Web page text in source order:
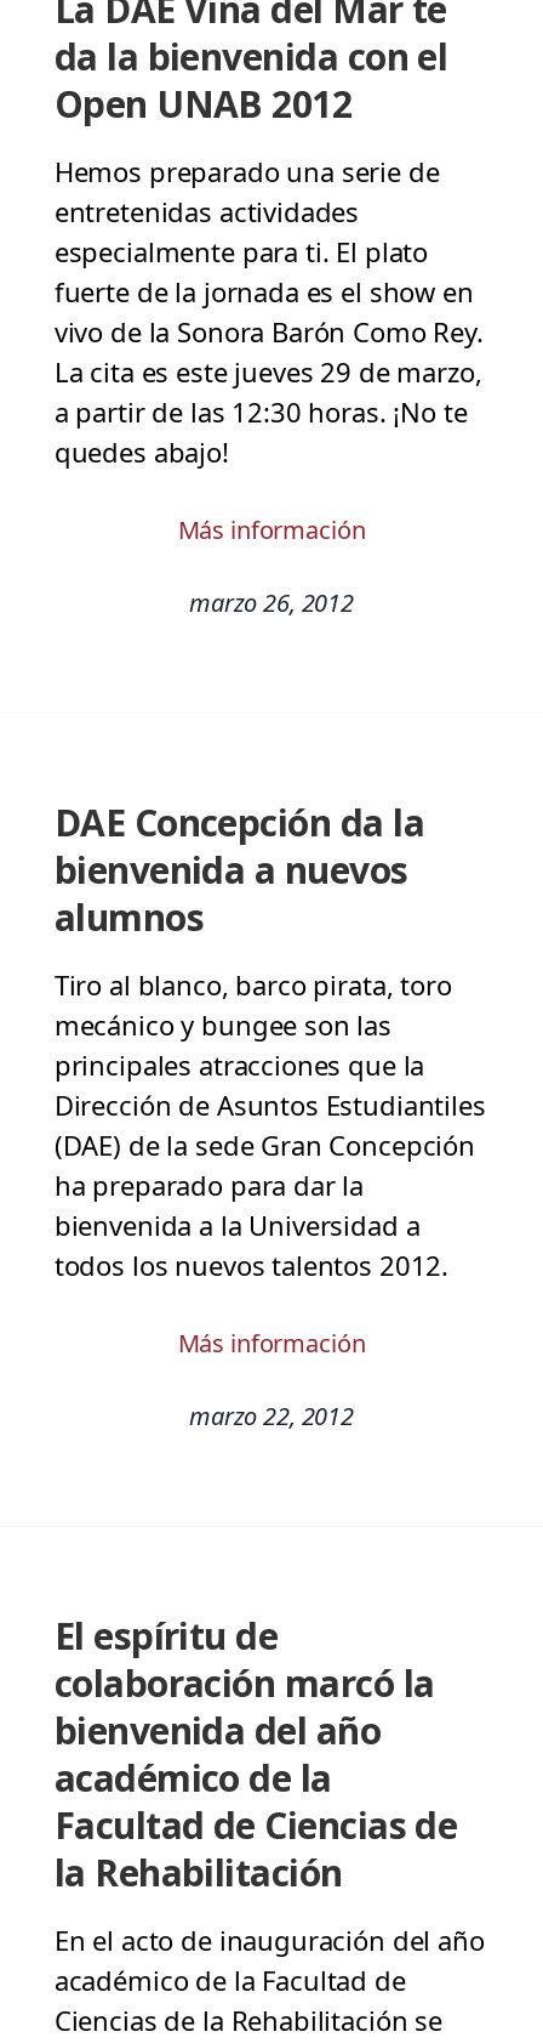
da la bienvenida con el
Open UNAB 2012
Hemos preparado una serie de
entretenidas actividades
especialmente para ti. El plato
fuerte de la jornada es el show en
vivo de la Sonora Barón Como Rey.
La cita es este jueves 29 de marzo,
a partir de las 12:30 horas. ¡No te
quedes abajo!
Más información
marzo 26, 2012
DAE Concepción da la
bienvenida a nuevos
alumnos
Tiro al blanco, barco pirata, toro
mecánico y bungee son las
principales atracciones que la
Dirección de Asuntos Estudiantiles
(DAE) de la sede Gran Concepción
ha preparado para dar la
bienvenida a la Universidad a
todos los nuevos talentos 2012.
Más información
marzo 22, 2012
El espíritu de
colaboración marcó la
bienvenida del año
académico de la
Facultad de Ciencias de
la Rehabilitación
En el acto de inauguración del año
académico de la Facultad de
Ciencias de la Rehabilitación se